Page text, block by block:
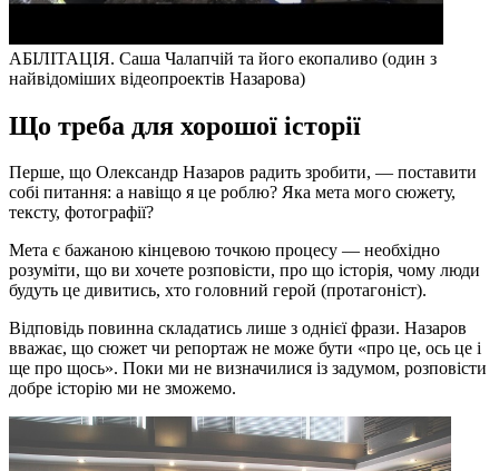
АБІЛІТАЦІЯ. Саша Чалапчій та його екопаливо (один з
найвідоміших відеопроектів Назарова)
Що треба для хорошої історії
Перше, що Олександр Назаров радить зробити, — поставити
собі питання: а навіщо я це роблю? Яка мета мого сюжету,
тексту, фотографії?
Мета є бажаною кінцевою точкою процесу — необхідно
розуміти, що ви хочете розповісти, про що історія, чому люди
будуть це дивитись, хто головний герой (протагоніст).
Відповідь повинна складатись лише з однієї фрази. Назаров
вважає, що сюжет чи репортаж не може бути «про це, ось це і
ще про щось». Поки ми не визначилися із задумом, розповісти
добре історію ми не зможемо.